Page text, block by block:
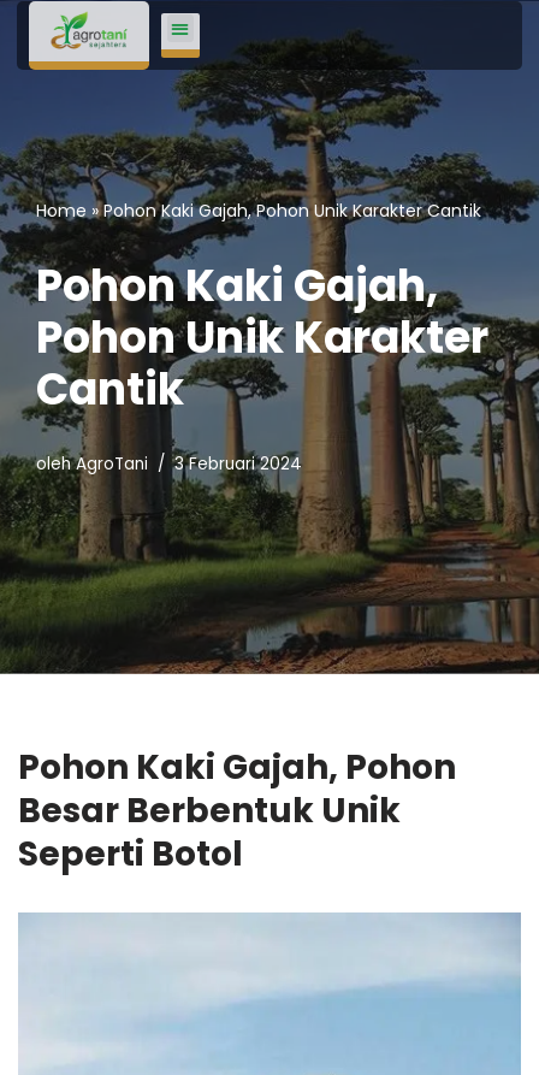
Lompat
Home»Pohon Kaki Gajah, Pohon Unik Karakter Cantik
Pohon Kaki Gajah,
Pohon Unik Karakter
Cantik
olehAgroTani 3 Februari 2024
Pohon Kaki Gajah, Pohon
Besar Berbentuk Unik
Seperti Botol